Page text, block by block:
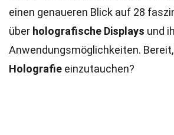
einen genaueren Blick auf 28
über holografische Displays und
Anwendungsmöglichkeiten.
Holografie einzutauchen?